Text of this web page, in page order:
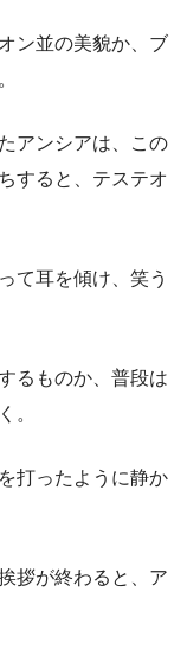
ン並の美貌か、ブ
アンシアは、この
すると、テステオ
て耳を傾け、笑う
るものか、普段は
。
打ったように静か
拶が終わると、ア